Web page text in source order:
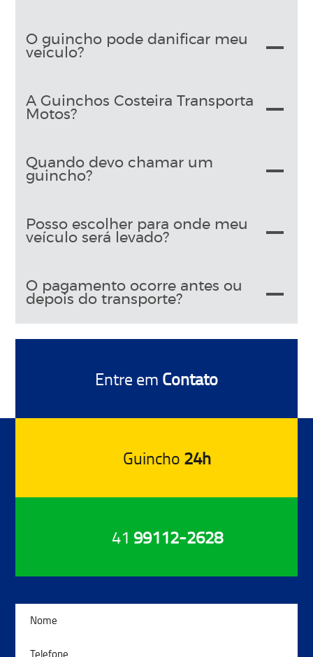
O guincho pode danificar meu
veículo?
A Guinchos Costeira Transporta
Motos?
Quando devo chamar um
guincho?
Posso escolher para onde meu
veículo será levado?
O pagamento ocorre antes ou
depois do transporte?
Guincho 24h
Entre em Contato
41 99112-2628